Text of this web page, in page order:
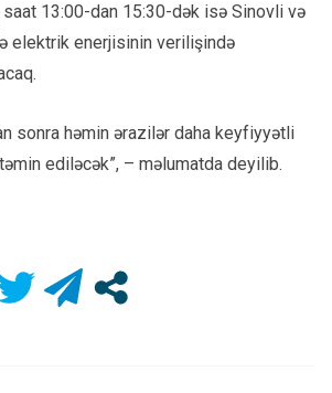
13:00-dan 15:30-dək isə Sinovli və
elektrik enerjisinin verilişində
sonra həmin ərazilər daha keyfiyyətli
ediləcək”, – məlumatda deyilib.